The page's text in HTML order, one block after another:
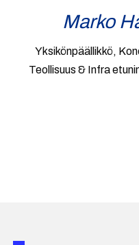
Marko
Yksikönpäällikkö,
Teollisuus & Infra